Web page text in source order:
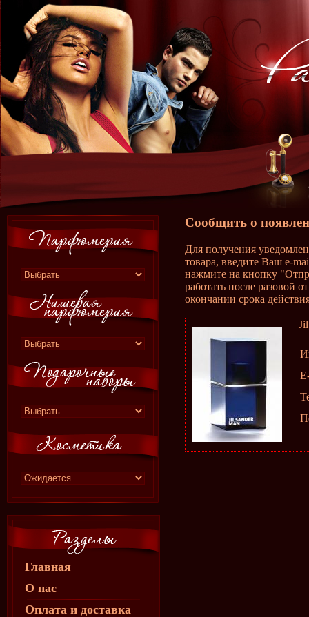
Главная
О нас
Оплата и доставка
Сообщить о
Для получения
товара, введите Ваш e-
нажмите на кнопку
работать после разовой
окончании срока